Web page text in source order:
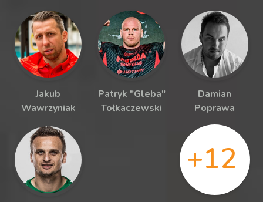
Jakub
Wawrzyniak
Patryk "Gleba"
Tołkaczewski
Damian
Poprawa
+12